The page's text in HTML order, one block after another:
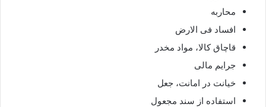
محاربه
افساد فی الارض
قاچاق کالا، مواد مخدر
جرایم مالی
خیانت در امانت، جعل
استفاده از سند مجعول